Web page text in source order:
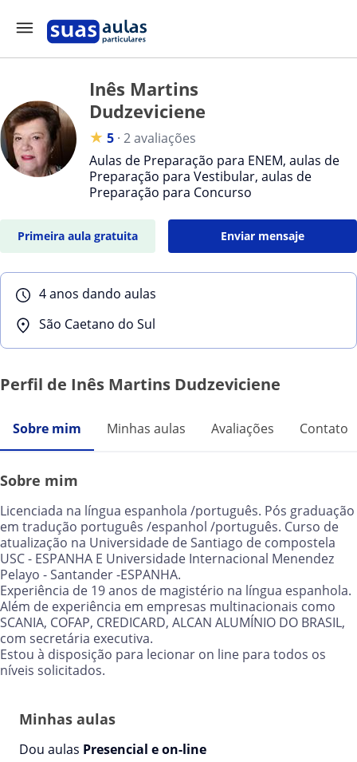
Inês Martins
Dudzeviciene
★ 5 · 2 avaliações
Aulas de Preparação para ENEM, aulas de
Preparação para Vestibular, aulas de
Preparação para Concurso
Primeira aula gratuita Enviar mensaje
4 anos dando aulas
São Caetano do Sul
Perfil de Inês Martins Dudzeviciene
Sobre mim Minhas aulas Avaliações Contato
Sobre mim
Licenciada na língua espanhola /português. Pós graduação
em tradução português /espanhol /português. Curso de
atualização na Universidade de Santiago de compostela
USC - ESPANHA E Universidade Internacional Menendez
Pelayo - Santander -ESPANHA.
Experiência de 19 anos de magistério na língua espanhola.
Além de experiência em empresas multinacionais como
SCANIA, COFAP, CREDICARD, ALCAN ALUMÍNIO DO BRASIL,
com secretária executiva.
Estou à disposição para lecionar on line para todos os
níveis solicitados.
Minhas aulas
Dou aulas Presencial e on-line